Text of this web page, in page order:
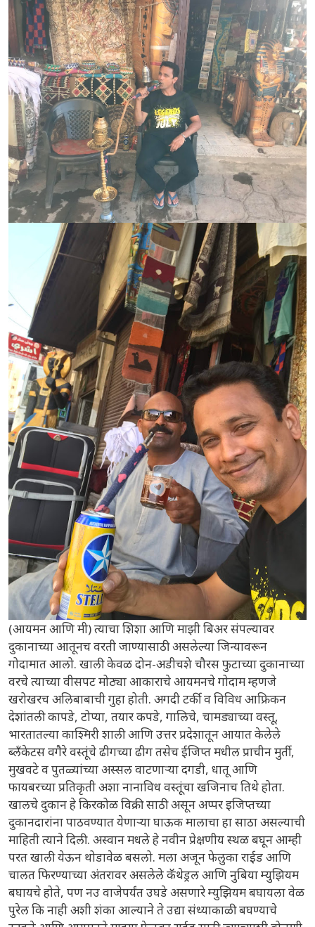
(आयमन आणि मी) त्याचा शिशा आणि माझी बिअर संपल्यावर
दुकानाच्या आतूनच वरती जाण्यासाठी असलेल्या जिन्यावरून
गोदामात आलो. खाली केवळ दोन-अडीचशे चौरस फुटाच्या दुकानाच्या
वरचे त्याच्या वीसपट मोठ्या आकाराचे आयमनचे गोदाम म्हणजे
खरोखरच अलिबाबाची गुहा होती. अगदी टर्की व विविध आफ्रिकन
देशांतली कापडे, टोप्या, तयार कपडे, गालिचे, चामड्याच्या वस्तू,
भारतातल्या काश्मिरी शाली आणि उत्तर प्रदेशातून आयात केलेले
ब्लँकेटस वगैरे वस्तूंचे ढीगच्या ढीग तसेच ईजिप्त मधील प्राचीन मुर्ती,
मुखवटे व पुतळ्यांच्या अस्सल वाटणाऱ्या दगडी, धातू आणि
फायबरच्या प्रतिकृती अशा नानाविध वस्तूंचा खजिनाच तिथे होता.
खालचे दुकान हे किरकोळ विक्री साठी असून अप्पर इजिप्तच्या
दुकानदारांना पाठवण्यात येणाऱ्या घाऊक मालाचा हा साठा असल्याची
माहिती त्याने दिली. अस्वान मधले हे नवीन प्रेक्षणीय स्थळ बघून आम्ही
परत खाली येऊन थोडावेळ बसलो. मला अजून फेलुका राईड आणि
चालत फिरण्याच्या अंतरावर असलेले कॅथेड्रल आणि नुबिया म्युझियम
बघायचे होते, पण नउ वाजेपर्यंत उघडे असणारे म्युझियम बघायला वेळ
पुरेल कि नाही अशी शंका आल्याने ते उद्या संध्याकाळी बघण्याचे